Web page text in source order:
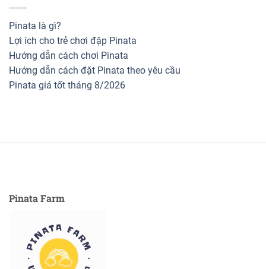
Pinata là gì?
Lợi ích cho trẻ chơi đập Pinata
Hướng dẫn cách chơi Pinata
Hướng dẫn cách đặt Pinata theo yêu cầu
Pinata giá tốt tháng 8/2026
Pinata Farm